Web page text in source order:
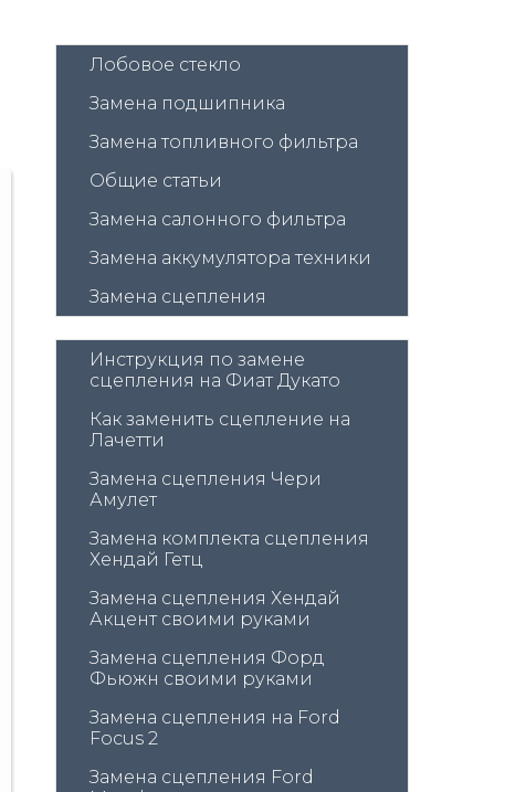
Лобовое стекло
Замена подшипника
Замена топливного фильтра
Общие статьи
Замена салонного фильтра
Замена аккумулятора техники
Замена сцепления
Инструкция по замене
сцепления на Фиат Дукато
Как заменить сцепление на
Лачетти
Замена сцепления Чери
Амулет
Замена комплекта сцепления
Хендай Гетц
Замена сцепления Хендай
Акцент своими руками
Замена сцепления Форд
Фьюжн своими руками
Замена сцепления на Ford
Focus 2
Замена сцепления Ford